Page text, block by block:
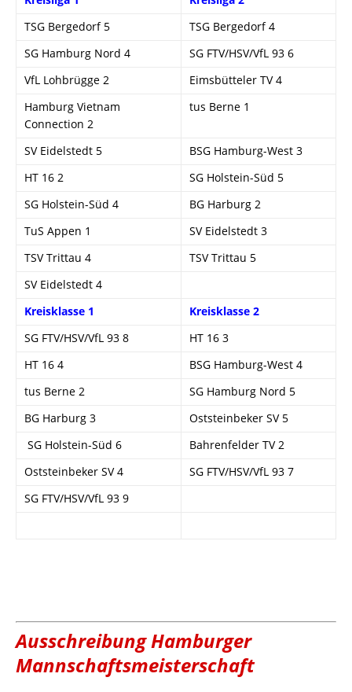
TSG Bergedorf 5
TSG Bergedorf 4
SG Hamburg Nord 4
SG FTV/HSV/VfL 93 6
VfL Lohbrügge 2
Eimsbütteler TV 4
Hamburg Vietnam
Connection 2
tus Berne 1
SV Eidelstedt 5
BSG Hamburg-West 3
HT 16 2
SG Holstein-Süd 5
SG Holstein-Süd 4
BG Harburg 2
TuS Appen 1
SV Eidelstedt 3
TSV Trittau 4
TSV Trittau 5
SV Eidelstedt 4
Kreisklasse 1
Kreisklasse 2
SG FTV/HSV/VfL 93 8
HT 16 3
HT 16 4
BSG Hamburg-West 4
tus Berne 2
SG Hamburg Nord 5
BG Harburg 3
Oststeinbeker SV 5
SG Holstein-Süd 6
Bahrenfelder TV 2
Oststeinbeker SV 4
SG FTV/HSV/VfL 93 7
SG FTV/HSV/VfL 93 9
Ausschreibung Hamburger
Mannschaftsmeisterschaft